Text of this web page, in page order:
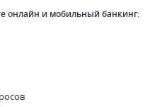
онлайн и мобильный банкинг: